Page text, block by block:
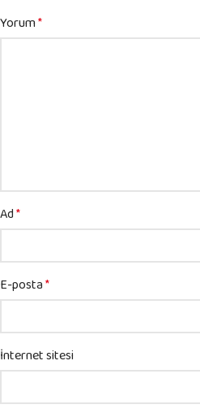
Yorum*
Ad*
E-posta*
İnternet sitesi